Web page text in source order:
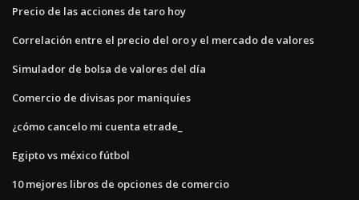
Precio de las acciones de taro hoy
Correlación entre el precio del oro y el mercado de valores
Simulador de bolsa de valores del día
Comercio de divisas por maniquíes
¿cómo cancelo mi cuenta etrade_
Egipto vs méxico fútbol
10 mejores libros de opciones de comercio